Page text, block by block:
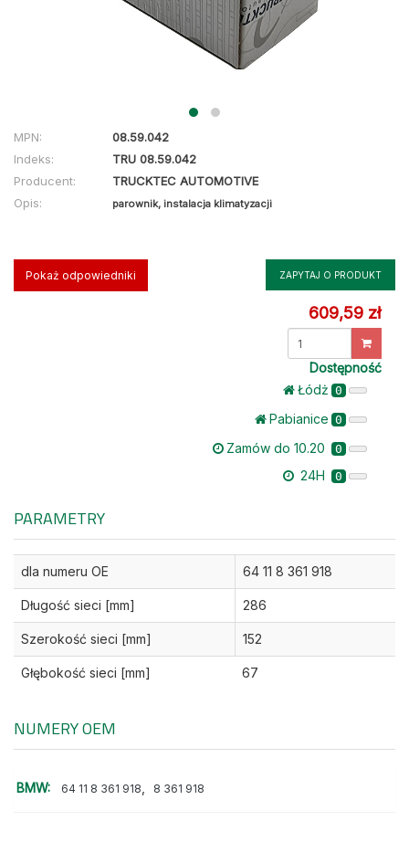
MPN:
08.59.042
Indeks:
TRU 08.59.042
Producent:
TRUCKTEC AUTOMOTIVE
Opis:
parownik, instalacja klimatyzacji
Pokaż odpowiedniki ZAPYTAJ O PRODUKT
609,59 zł
Dostępność
Łódż 0
Pabianice 0
Zamów do 10.20 0
24H 0
PARAMETRY
dla numeru OE 64 11 8 361 918
Długość sieci [mm] 286
Szerokość sieci [mm] 152
Głębokość sieci [mm] 67
NUMERY OEM
BMW: 64 11 8 361 918, 8 361 918